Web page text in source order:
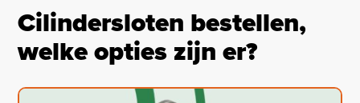
Cilindersloten bestellen,
welke opties zijn er?